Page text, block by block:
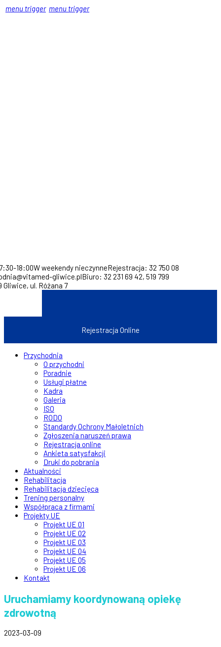
menu trigger menu trigger
18:00W weekendy nieczynneRejestracja: 32 750 08
gliwice.plBiuro: 32 231 69 42, 519 799
Gliwice, ul. Różana 7
Rejestracja Online
Przychodnia
O przychodni
Poradnie
Usługi płatne
Kadra
Galeria
ISO
RODO
Standardy Ochrony Małoletnich
Zgłoszenia naruszeń prawa
Rejestracja online
Ankieta satysfakcji
Druki do pobrania
Aktualności
Rehabilitacja
Rehabilitacja dziecięca
Trening personalny
Współpraca z firmami
Projekty UE
Projekt UE 01
Projekt UE 02
Projekt UE 03
Projekt UE 04
Projekt UE 05
Projekt UE 06
Kontakt
Uruchamiamy koordynowaną opiekę
zdrowotną
2023-03-09